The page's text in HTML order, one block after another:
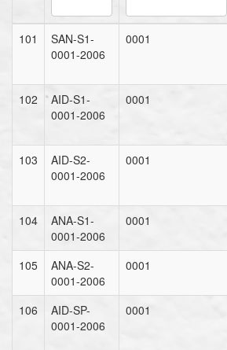
101
SAN-S1-
0001-2006
0001
102
AID-S1-
0001-2006
0001
103
AID-S2-
0001-2006
0001
104
ANA-S1-
0001-2006
0001
105
ANA-S2-
0001-2006
0001
106
AID-SP-
0001-2006
0001